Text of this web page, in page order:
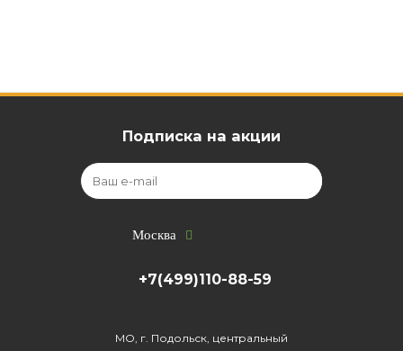
Подписка на акции
Москва
+7(499)110-88-59
МО, г. Подольск, центральный